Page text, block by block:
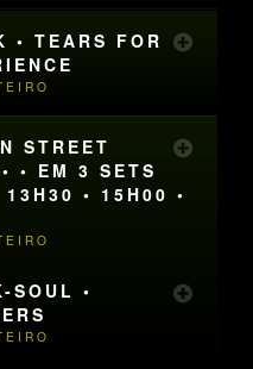
• TEARS FOR
STREET
• EM 3 SETS
• 15H00 •
SOUL •